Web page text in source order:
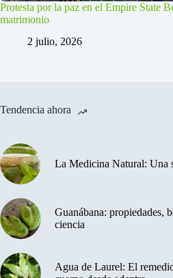
Protesta por la paz en el Empire State
matrimonio
2 julio, 2026
Tendencia ahora
La Medicina Natural: Una
Guanábana: propiedades,
ciencia
Agua de Laurel: El